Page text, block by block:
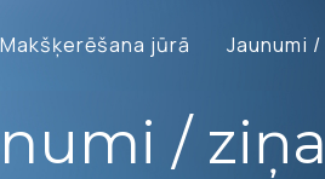
Makšķerēšana jūrā Jaunumi
/